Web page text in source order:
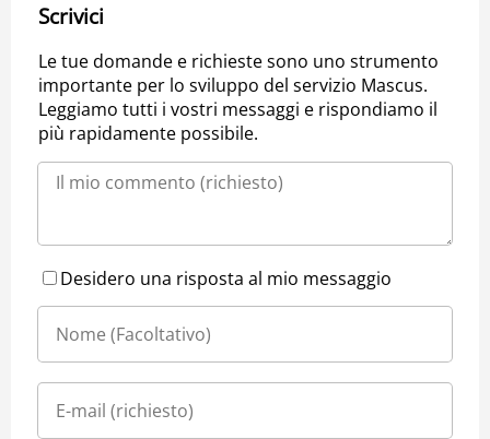
Scrivici
Le tue domande e richieste sono uno strumento
importante per lo sviluppo del servizio Mascus.
Leggiamo tutti i vostri messaggi e rispondiamo il
più rapidamente possibile.
Desidero una risposta al mio messaggio